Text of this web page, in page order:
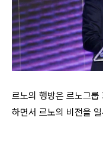
르노의 행방은 르노그
하면서 르노의 비전을